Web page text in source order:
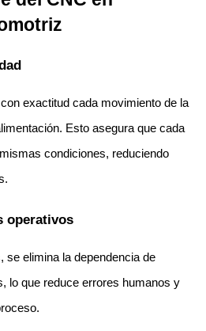
exactitud cada movimiento de la
Esto asegura que cada
condiciones, reduciendo
operativos
se elimina la dependencia de
lo que reduce errores humanos y